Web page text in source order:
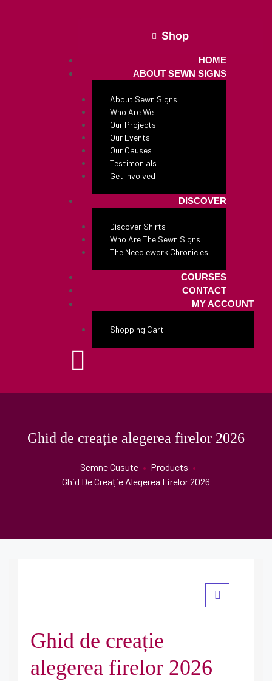
Shop
HOME
ABOUT SEWN SIGNS
About Sewn Signs
Who Are We
Our Projects
Our Events
Our Causes
Testimonials
Get Involved
DISCOVER
Discover Shirts
Who Are The Sewn Signs
The Needlework Chronicles
COURSES
CONTACT
MY ACCOUNT
Shopping Cart
Ghid de creație alegerea firelor 2026
Semne Cusute • Products •
Ghid De Creație Alegerea Firelor 2026
Ghid de creație
alegerea firelor 2026